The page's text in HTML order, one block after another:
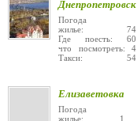
Днепропетровск
Погода
жилье: 74
Где поесть: 60
что посмотреть: 4
Такси: 54
Елизаветовка
Погода
жилье: 1